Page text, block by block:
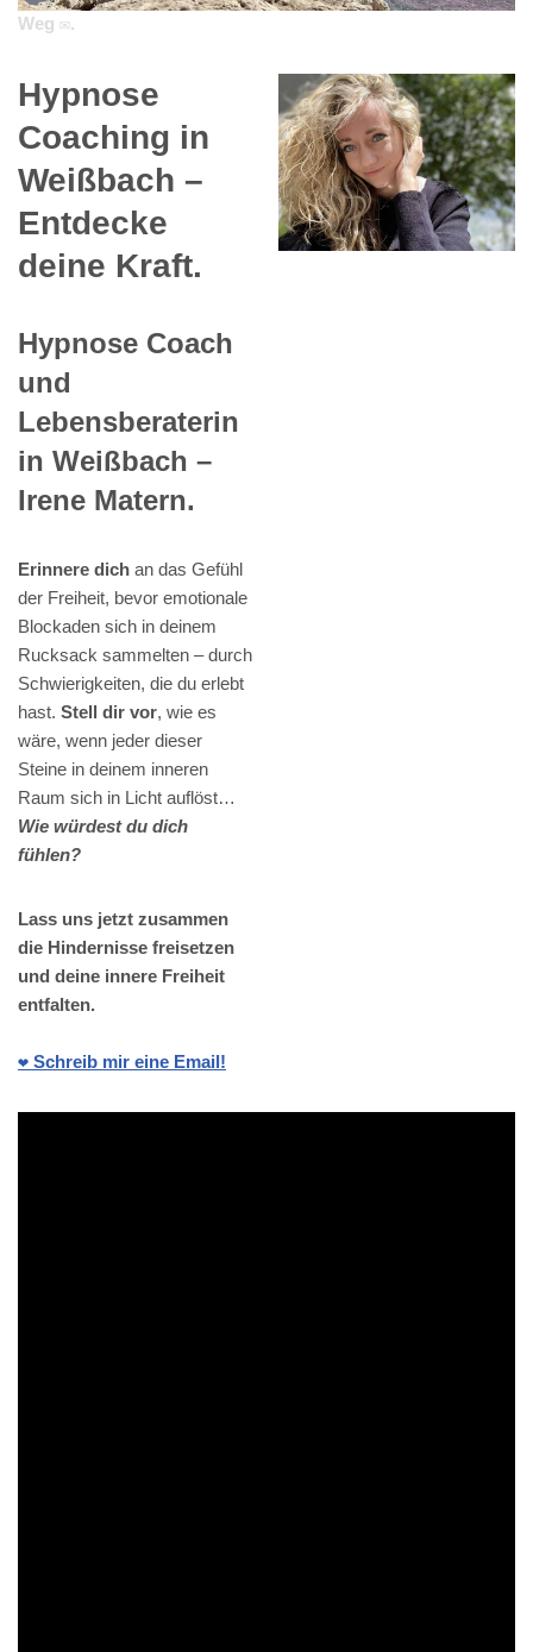
Weg ✉.
Hypnose
Coaching in
Weißbach –
Entdecke
deine Kraft.
Hypnose Coach
und
Lebensberaterin
in Weißbach –
Irene Matern.
Erinnere dich an das Gefühl
der Freiheit, bevor emotionale
Blockaden sich in deinem
Rucksack sammelten – durch
Schwierigkeiten, die du erlebt
hast. Stell dir vor, wie es
wäre, wenn jeder dieser
Steine in deinem inneren
Raum sich in Licht auflöst…
Wie würdest du dich
fühlen?
Lass uns jetzt zusammen
die Hindernisse freisetzen
und deine innere Freiheit
entfalten.
❤️ Schreib mir eine Email!